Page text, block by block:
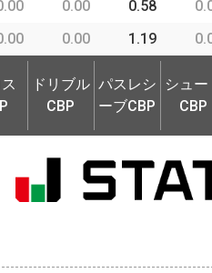
CBP
ーブCBP
CBP
0.00 0.58
0.00 1.19
ドリブル
CBP
パスレシ
ーブCBP
シュー
CBP